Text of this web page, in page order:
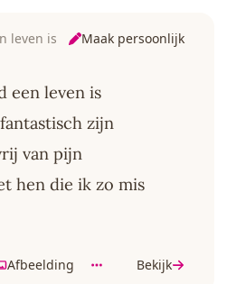
leven is Maak persoonlijk
een leven is
zijn
van pijn
hen die ik zo mis
Afbeelding Bekijk